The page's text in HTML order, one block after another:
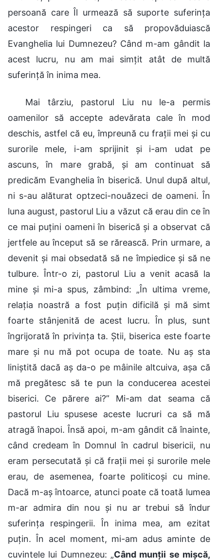
persoană care Îl urmează să suporte suferința
acestor respingeri ca să propovăduiască
Evanghelia lui Dumnezeu? Când m-am gândit la
acest lucru, nu am mai simțit atât de multă
suferință în inima mea.
Mai târziu, pastorul Liu nu le-a permis
oamenilor să accepte adevărata cale în mod
deschis, astfel că eu, împreună cu frații mei și cu
surorile mele, i-am sprijinit și i-am udat pe
ascuns, în mare grabă, și am continuat să
predicăm Evanghelia în biserică. Unul după altul,
ni s-au alăturat optzeci-nouăzeci de oameni. În
luna august, pastorul Liu a văzut că erau din ce în
ce mai puțini oameni în biserică și a observat că
jertfele au început să se rărească. Prin urmare, a
devenit și mai obsedată să ne împiedice și să ne
tulbure. Într-o zi, pastorul Liu a venit acasă la
mine și mi-a spus, zâmbind: „În ultima vreme,
relația noastră a fost puțin dificilă și mă simt
foarte stânjenită de acest lucru. În plus, sunt
îngrijorată în privința ta. Știi, biserica este foarte
mare și nu mă pot ocupa de toate. Nu aș sta
liniștită dacă aș da-o pe mâinile altcuiva, așa că
mă pregătesc să te pun la conducerea acestei
biserici. Ce părere ai?” Mi-am dat seama că
pastorul Liu spusese aceste lucruri ca să mă
atragă înapoi. Însă apoi, m-am gândit că înainte,
când credeam în Domnul în cadrul bisericii, nu
eram persecutată și că frații mei și surorile mele
erau, de asemenea, foarte politicoși cu mine.
Dacă m-aș întoarce, atunci poate că toată lumea
m-ar admira din nou și nu ar trebui să îndur
suferința respingerii. În inima mea, am ezitat
puțin. În acel moment, mi-am adus aminte de
cuvintele lui Dumnezeu: „Când munții se mișcă,